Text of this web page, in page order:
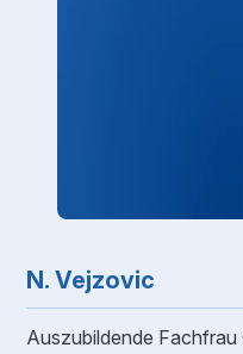
N. Vejzovic
Auszubildende Fachfrau